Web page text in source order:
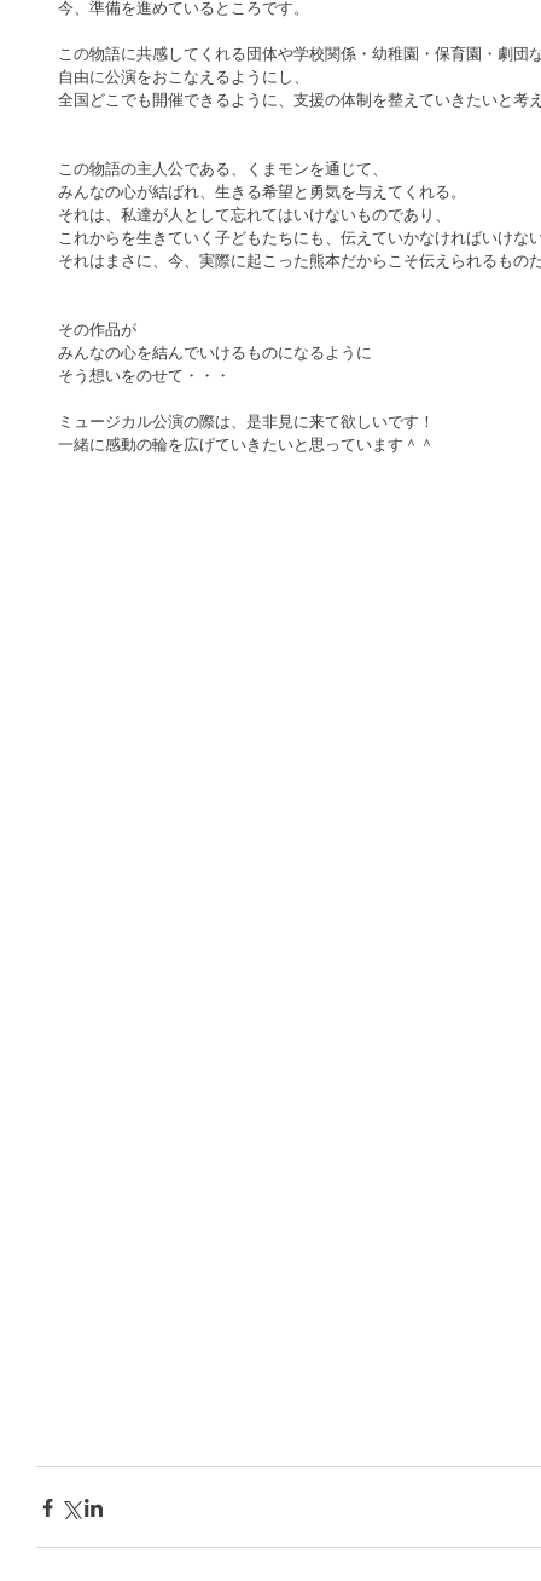
今、準備を進めているところです。
この物語に共感してくれる団体や学校関係・幼稚園・保育園・劇団
自由に公演をおこなえるようにし、
全国どこでも開催できるように、支援の体制を整えていきたいと考
この物語の主人公である、くまモンを通じて、
みんなの心が結ばれ、生きる希望と勇気を与えてくれる。
それは、私達が人として忘れてはいけないものであり、
これからを生きていく子どもたちにも、伝えていかなければいけな
それはまさに、今、実際に起こった熊本だからこそ伝えられるもの
その作品が
みんなの心を結んでいけるものになるように
そう想いをのせて・・・
ミュージカル公演の際は、是非見に来て欲しいです！
一緒に感動の輪を広げていきたいと思っています＾＾